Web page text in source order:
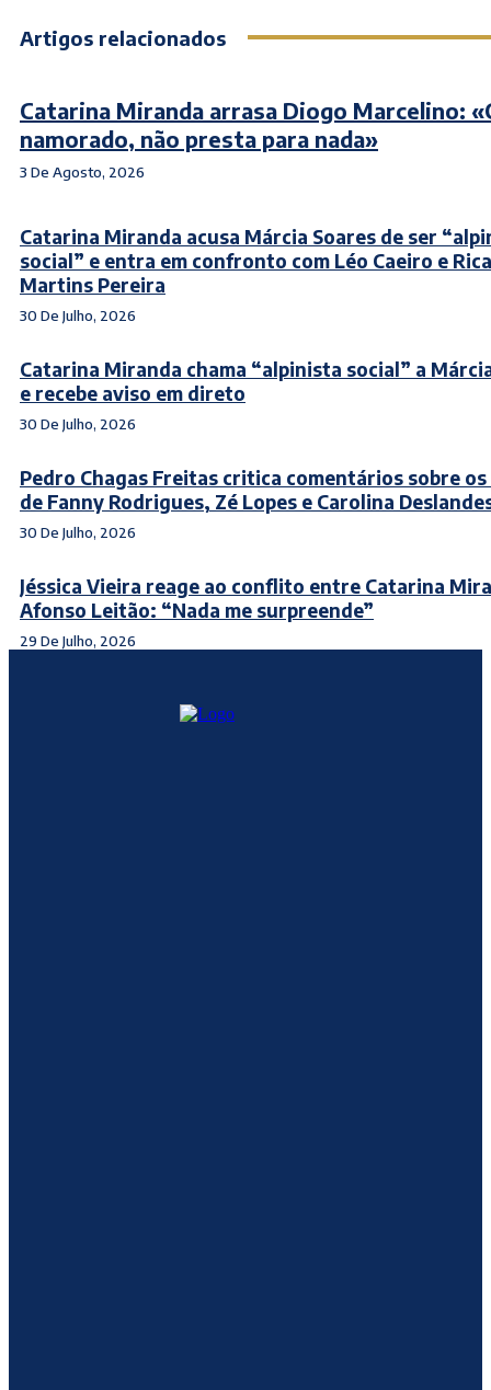
Artigos relacionados
Catarina Miranda arrasa Diogo Marcelino:
namorado, não presta para nada»
3 De Agosto, 2026
Catarina Miranda acusa Márcia Soares de ser
social” e entra em confronto com Léo Caeiro e
Martins Pereira
30 De Julho, 2026
Catarina Miranda chama “alpinista social” a
e recebe aviso em direto
30 De Julho, 2026
Pedro Chagas Freitas critica comentários sobre
de Fanny Rodrigues, Zé Lopes e Carolina
30 De Julho, 2026
Jéssica Vieira reage ao conflito entre Catarina
Afonso Leitão: “Nada me surpreende”
29 De Julho, 2026